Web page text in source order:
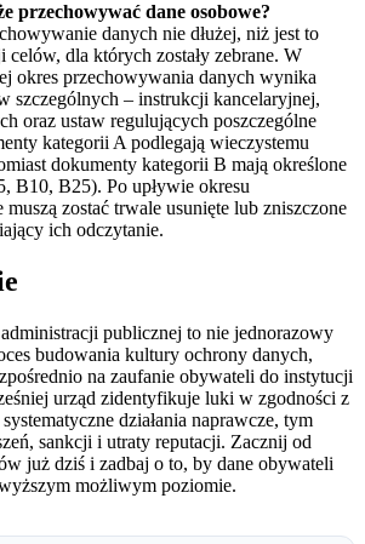
przechowywać dane osobowe?
danych nie dłużej, niż jest to
celów, dla których zostały zebrane. W
okres przechowywania danych wynika
szczególnych – instrukcji kancelaryjnej,
oraz ustaw regulujących poszczególne
kategorii A podlegają wieczystemu
dokumenty kategorii B mają określone
B10, B25). Po upływie okresu
zostać trwale usunięte lub zniszczone
ich odczytanie.
publicznej to nie jednorazowy
budowania kultury ochrony danych,
na zaufanie obywateli do instytucji
urząd zidentyfikuje luki w zgodności z
działania naprawcze, tym
sankcji i utraty reputacji. Zacznij od
już dziś i zadbaj o to, by dane obywateli
możliwym poziomie.